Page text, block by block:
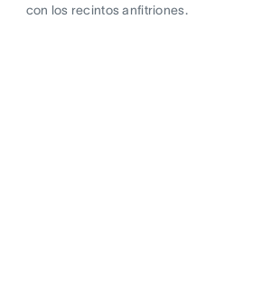
con los recintos anfitriones.